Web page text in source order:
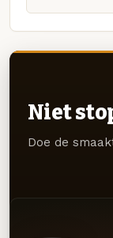
Niet
Doe de